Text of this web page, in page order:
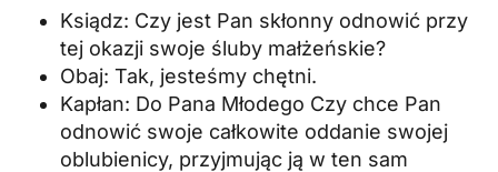
Ksiądz: Czy jest Pan skłonny odnowić przy
tej okazji swoje śluby małżeńskie?
Obaj: Tak, jesteśmy chętni.
Kapłan: Do Pana Młodego Czy chce Pan
odnowić swoje całkowite oddanie swojej
oblubienicy, przyjmując ją w ten sam